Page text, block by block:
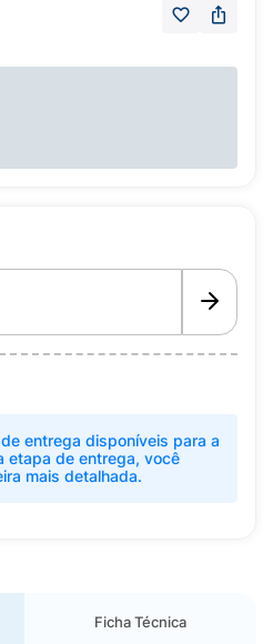
entrega disponíveis para a
etapa de entrega, você
mais detalhada.
Ficha Técnica